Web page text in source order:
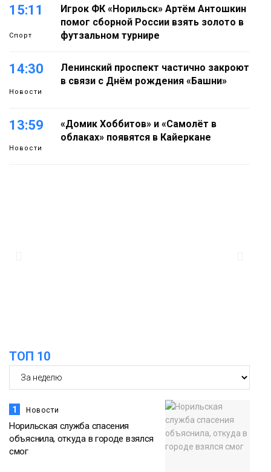
15:11
Спорт
Игрок ФК «Норильск» Артём Антошкин
помог сборной России взять золото в
футзальном турнире
14:30
Новости
Ленинский проспект частично закроют
в связи с Днём рождения «Башни»
13:59
Новости
«Домик Хоббитов» и «Самолёт в
облаках» появятся в Кайеркане
ТОП 10
1 Новости
Норильская служба спасения
объяснила, откуда в городе взялся
смог